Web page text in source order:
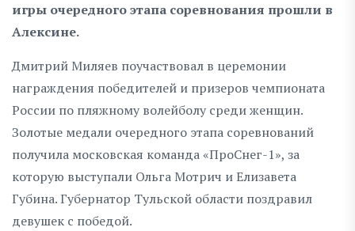
игры очередного этапа соревнования прошли в
Алексине.
Дмитрий Миляев поучаствовал в церемонии
награждения победителей и призеров чемпионата
России по пляжному волейболу среди женщин.
Золотые медали очередного этапа соревнований
получила московская команда «ПроСнег-1», за
которую выступали Ольга Мотрич и Елизавета
Губина. Губернатор Тульской области поздравил
девушек с победой.